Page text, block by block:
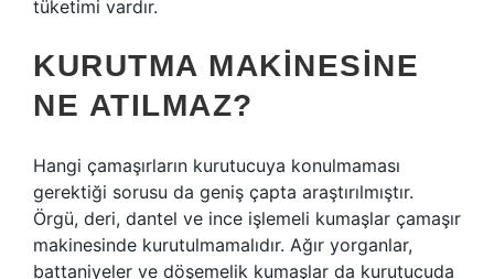
tüketimi vardır.
KURUTMA MAKINESINE
NE ATILMAZ?
Hangi çamaşırların kurutucuya konulmaması
gerektiği sorusu da geniş çapta araştırılmıştır.
Örgü, deri, dantel ve ince işlemeli kumaşlar çamaşır
makinesinde kurutulmamalıdır. Ağır yorganlar,
battaniyeler ve döşemelik kumaşlar da kurutucuda